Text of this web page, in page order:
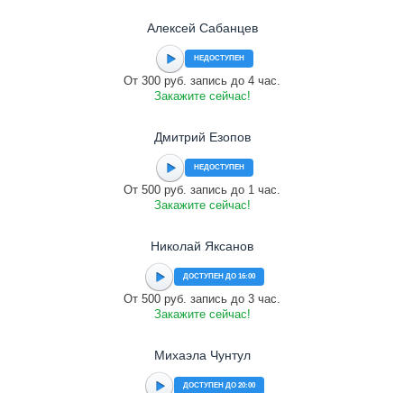
Алексей Сабанцев
НЕДОСТУПЕН
От 300 руб. запись до 4 час.
Закажите сейчас!
Дмитрий Езопов
НЕДОСТУПЕН
От 500 руб. запись до 1 час.
Закажите сейчас!
Николай Яксанов
ДОСТУПЕН ДО 16:00
От 500 руб. запись до 3 час.
Закажите сейчас!
Михаэла Чунтул
ДОСТУПЕН ДО 20:00